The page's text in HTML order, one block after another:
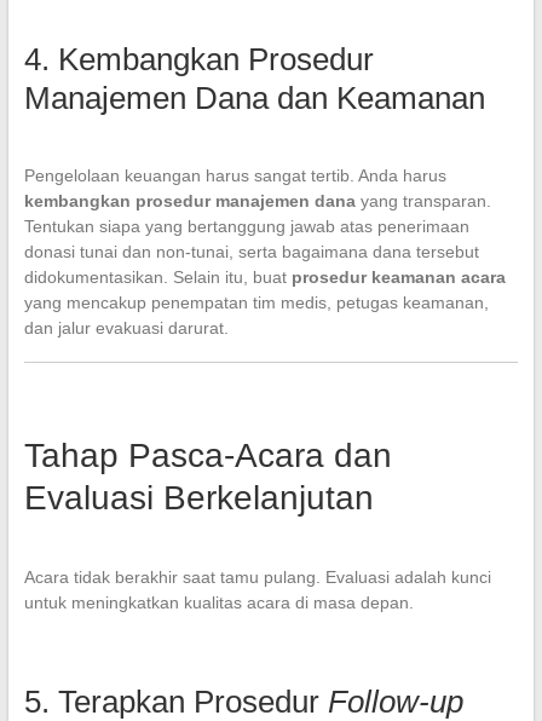
4. Kembangkan Prosedur
Manajemen Dana dan Keamanan
Pengelolaan keuangan harus sangat tertib. Anda harus
kembangkan prosedur manajemen danayang transparan.
Tentukan siapa yang bertanggung jawab atas penerimaan
donasi tunai dan non-tunai, serta bagaimana dana tersebut
didokumentasikan. Selain itu, buat prosedur keamanan acara
yang mencakup penempatan tim medis, petugas keamanan,
dan jalur evakuasi darurat.
Tahap Pasca-Acara dan
Evaluasi Berkelanjutan
Acara tidak berakhir saat tamu pulang. Evaluasi adalah kunci
untuk meningkatkan kualitas acara di masa depan.
5. Terapkan Prosedur Follow-up